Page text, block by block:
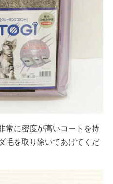
常に密度が高いコートを持
毛を取り除いてあげてくだ